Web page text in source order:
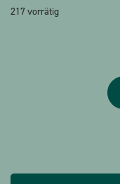
217 vorrätig